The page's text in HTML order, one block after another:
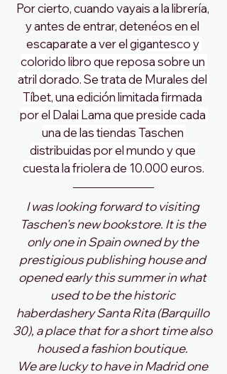
Por cierto, cuando vayais a la librería,
y antes de entrar, detenéos en el
escaparate a ver el gigantesco y
colorido libro que reposa sobre un
atril dorado. Se trata de Murales del
Tíbet, una edición limitada firmada
por el Dalai Lama que preside cada
una de las tiendas Taschen
distribuidas por el mundo y que
cuesta la friolera de 10.000 euros.
I was looking forward to visiting
Taschen's new bookstore. It is the
only one in Spain owned by the
prestigious publishing house and
opened early this summer in what
used to be the historic
haberdashery Santa Rita (Barquillo
30), a place that for a short time also
housed a fashion boutique.
We are lucky to have in Madrid one